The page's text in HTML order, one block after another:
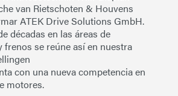
van Rietschoten & Houvens
ATEK Drive Solutions GmbH.
décadas en las áreas de
se reúne así en nuestra
con una nueva competencia en
motores.